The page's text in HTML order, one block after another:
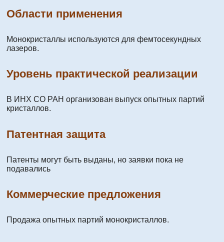
Области применения
Монокристаллы используются для фемтосекундных
лазеров.
Уровень практической реализации
В ИНХ СО РАН организован выпуск опытных партий
кристаллов.
Патентная защита
Патенты могут быть выданы, но заявки пока не
подавались
Коммерческие предложения
Продажа опытных партий монокристаллов.